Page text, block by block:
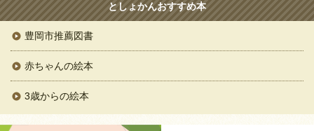
としょかんおすすめ本
豊岡市推薦図書
赤ちゃんの絵本
3歳からの絵本